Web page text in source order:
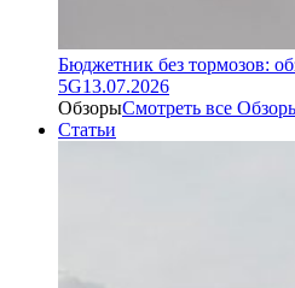
Бюджетник без тормозов:
5G13.07.2026
ОбзорыСмотреть все
Статьи